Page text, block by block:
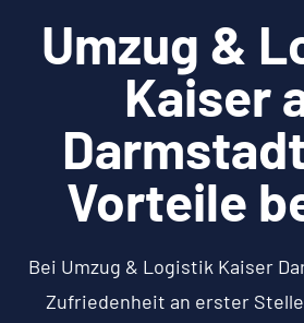
Umzug &
Kaiser
Vorteile
Bei Umzug & Logistik Kaiser
Zufriedenheit an erster